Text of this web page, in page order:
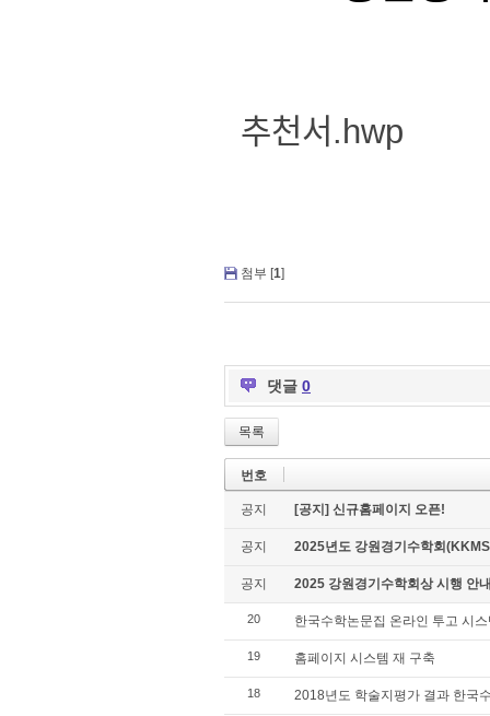
추천서.hwp
첨부 [1]
댓글 0
목록
번호
공지 [공지] 신규홈페이지 오픈!
공지 2025년도 강원경기수학회
공지 2025 강원경기수학회상 시행 안
20 한국수학논문집 온라인 투고 시
19 홈페이지 시스템 재 구축
18 2018년도 학술지평가 결과 한국